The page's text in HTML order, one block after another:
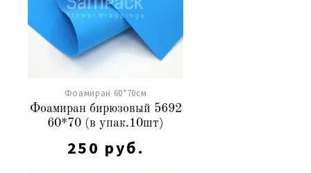
Фоамиран 60*70см
Фоамиран бирюзовый 5692
60*70 (в упак.10шт)
250 руб.